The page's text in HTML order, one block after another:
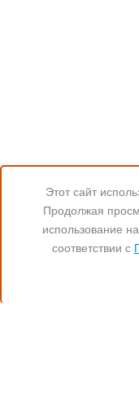
Читайте нас:
Понед.- Пятн.
Этот сайт
Продолжая
использование
соответствии с